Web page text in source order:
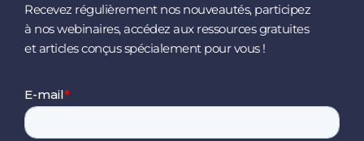
Recevez régulièrement nos nouveautés, participez
à nos webinaires, accédez aux ressources gratuites
et articles conçus spécialement pour vous !